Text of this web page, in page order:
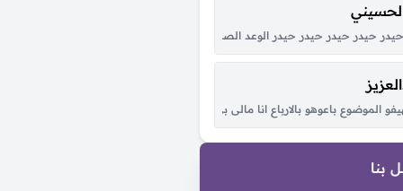
قفاه هم نهوني عن غرامه وانا اللي مانتهيت ويش اسوي يوم عيني
حيدر حيدر حيدر حيدر الوعد الصادق علي المنصور الأولي الصوت الحيدري
والمح في خدود الشمس وجهك ساطع وربك اعدّ الوقت بس اوصل واشوفك صدق
الموضوع باعوهو بالارباع انا مالى بى الزى ديل ليه ياخ من القله بس كلو من
بنا